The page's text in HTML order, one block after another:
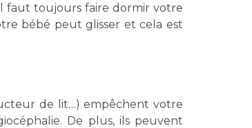
faut toujours faire dormir votre
bébé peut glisser et cela est
de lit…) empêchent votre
De plus, ils peuvent